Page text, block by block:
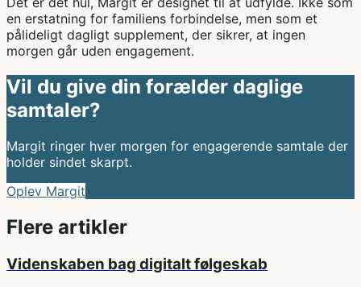
en erstatning for familiens forbindelse, men som et
pålideligt dagligt supplement, der sikrer, at ingen
morgen går uden engagement.
Vil du give din forælder daglige
samtaler?
Margit ringer hver morgen for engagerende samtale der
holder sindet skarpt.
Oplev Margit
Flere artikler
Videnskaben bag digitalt følgeskab